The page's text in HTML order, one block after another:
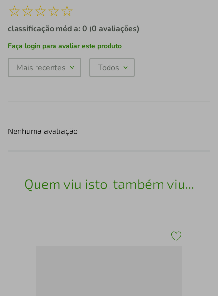
☆☆☆☆☆
classificação média: 0 (0 avaliações)
Faça login para avaliar este produto
Mais recentes Todos
Nenhuma avaliação
Quem viu isto, também viu...